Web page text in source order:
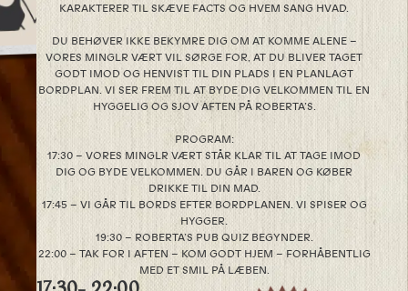
KARAKTERER TIL SKÆVE FACTS OG HVEM SANG HVAD.
DU BEHØVER IKKE BEKYMRE DIG OM AT KOMME ALENE –
VORES MINGLR VÆRT VIL SØRGE FOR, AT DU BLIVER TAGET
GODT IMOD OG HENVIST TIL DIN PLADS I EN PLANLAGT
BORDPLAN. VI SER FREM TIL AT BYDE DIG VELKOMMEN TIL EN
HYGGELIG OG SJOV AFTEN PÅ ROBERTA’S.
PROGRAM:
17:30 – VORES MINGLR VÆRT STÅR KLAR TIL AT TAGE IMOD
DIG OG BYDE VELKOMMEN. DU GÅR I BAREN OG KØBER
DRIKKE TIL DIN MAD.
17:45 – VI GÅR TIL BORDS EFTER BORDPLANEN. VI SPISER OG
HYGGER.
19:30 – ROBERTA’S PUB QUIZ BEGYNDER.
22:00 – TAK FOR I AFTEN – KOM GODT HJEM – FORHÅBENTLIG
MED ET SMIL PÅ LÆBEN.